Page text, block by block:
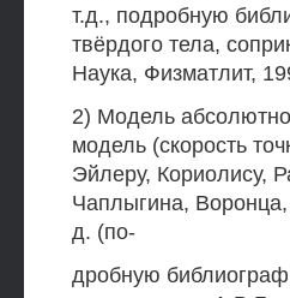
т.д., подробную
твёрдого тела,
Наука, Физматлит,
2) Модель
модель (скорость
Эйлеру, Кориолису,
Чаплыгина,
д. (по-
дробную